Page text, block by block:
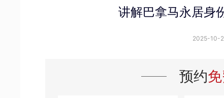
讲解巴拿马永居身
2025-10-
预约